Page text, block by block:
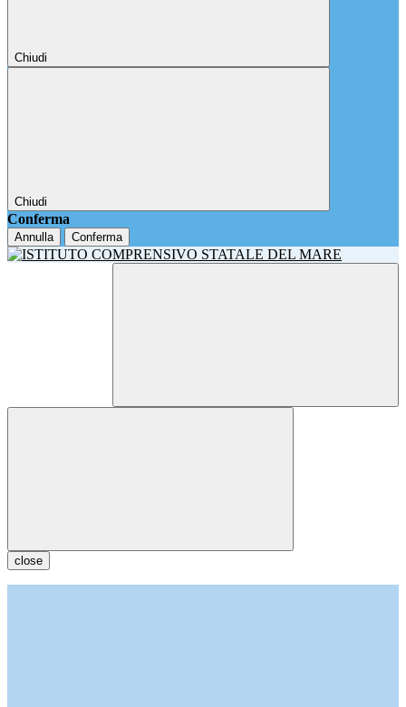
Chiudi
Chiudi
Conferma
Annulla Conferma
close